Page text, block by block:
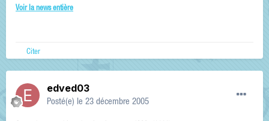
Voir la news entière
Citer
edved03
Posté(e) le 23 décembre 2005